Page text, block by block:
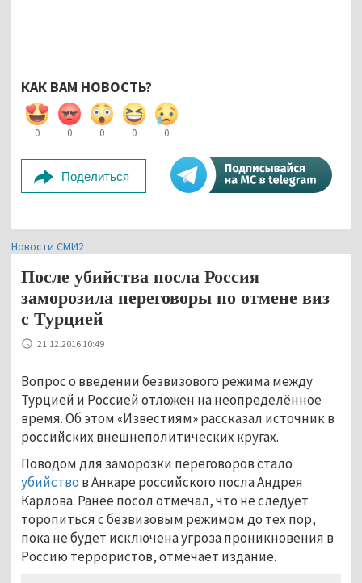
КАК ВАМ НОВОСТЬ?
0 0 0 0 0
Поделиться
Новости СМИ2
После убийства посла Россия
заморозила переговоры по отмене виз
с Турцией
21.12.2016 10:49
Вопрос о введении безвизового режима между
Турцией и Россией отложен на неопределённое
время. Об этом «Известиям» рассказал источник в
российских внешнеполитических кругах.
Поводом для заморозки переговоров стало
убийство в Анкаре российского посла Андрея
Карлова. Ранее посол отмечал, что не следует
торопиться с безвизовым режимом до тех пор,
пока не будет исключена угроза проникновения в
Россию террористов, отмечает издание.